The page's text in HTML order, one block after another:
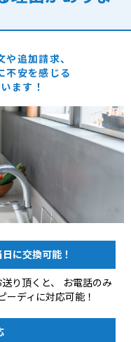
追加請求、
不安を感じる
ます！
に交換可能！
り頂く と、 お電話のみ
ディに対応可能！